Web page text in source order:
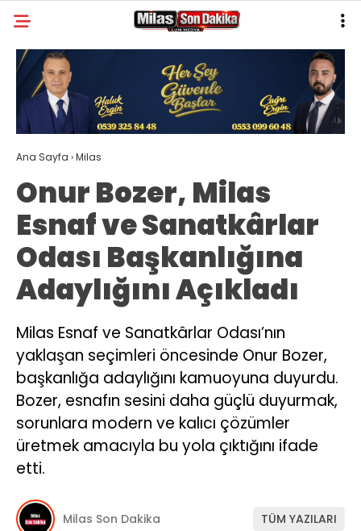
30.3
GALERİ YAZARLAR
MILAS
MUĞLA’DAN
ASAYIŞ
GÜNDEM
EKONOMI
SPOR
VEFAT
GENEL
İLETIŞIM
KÜNYE
Ana Sayfa ›Milas
Onur Bozer, Milas
Esnaf ve Sanatkârlar
Odası Başkanlığına
Adaylığını Açıkladı
Milas Esnaf ve Sanatkârlar Odası’nın
yaklaşan seçimleri öncesinde Onur Bozer,
başkanlığa adaylığını kamuoyuna duyurdu.
Bozer, esnafın sesini daha güçlü duyurmak,
sorunlara modern ve kalıcı çözümler
üretmek amacıyla bu yola çıktığını ifade
etti.
Milas Son Dakika TÜM YAZILARI